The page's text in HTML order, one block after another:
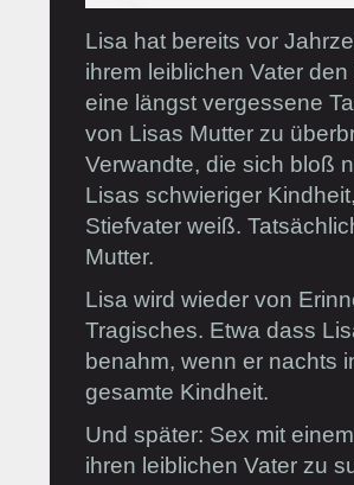
Lisa hat bereits vor
ihrem leiblichen Vater
eine längst vergessene
von Lisas Mutter zu
Verwandte, die sich bloß
Lisas schwieriger
Stiefvater weiß.
Mutter.
Lisa wird wieder von
Tragisches. Etwa dass
benahm, wenn er nachts
gesamte Kindheit.
Und später: Sex mit
ihren leiblichen Vater zu